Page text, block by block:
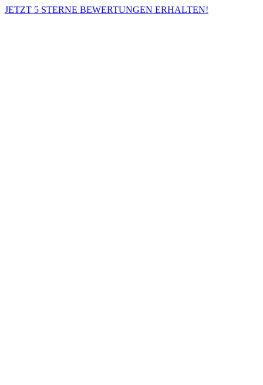
JETZT 5 STERNE BEWERTUNGEN ERHALTEN!